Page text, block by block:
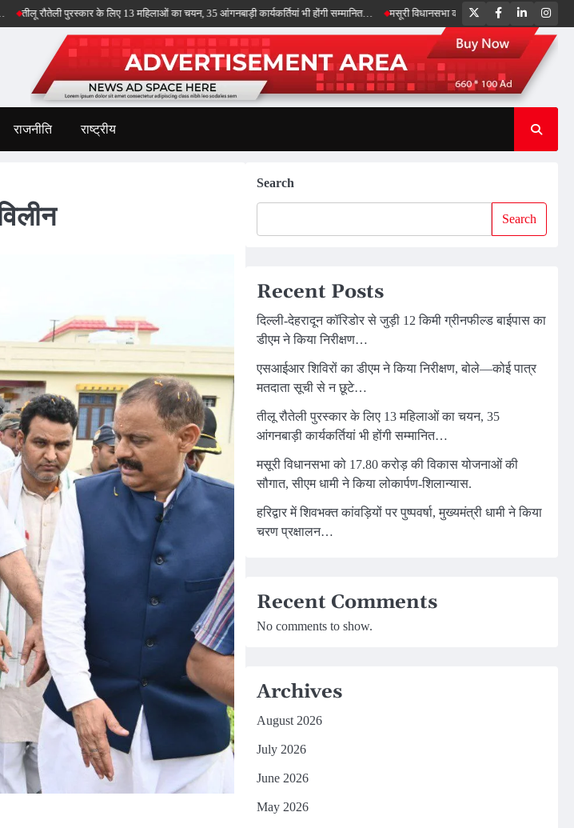
पुरस्कार के लिए 13 महिलाओं का चयन, 35 आंगनबाड़ी कार्यकर्तियां भी होंगी सम्मानित… मसूरी विधानसभा को 17.80 करोड़ की विकास योजनाओं की
TwitterFacebookLinkedIn
राजनीति राष्ट्रीय
Search
Search
Recent Posts
दिल्ली-देहरादून कॉरिडोर से जुड़ी 12 किमी ग्रीनफील्ड बाईपास का
डीएम ने किया निरीक्षण…
एसआईआर शिविरों का डीएम ने किया निरीक्षण, बोले—कोई पात्र
मतदाता सूची से न छूटे…
तीलू रौतेली पुरस्कार के लिए 13 महिलाओं का चयन, 35
आंगनबाड़ी कार्यकर्तियां भी होंगी सम्मानित…
मसूरी विधानसभा को 17.80 करोड़ की विकास योजनाओं की
सौगात, सीएम धामी ने किया लोकार्पण-शिलान्यास.
हरिद्वार में शिवभक्त कांवड़ियों पर पुष्पवर्षा, मुख्यमंत्री धामी ने किया
चरण प्रक्षालन…
Recent Comments
No comments to show.
Archives
August 2026
July 2026
June 2026
May 2026